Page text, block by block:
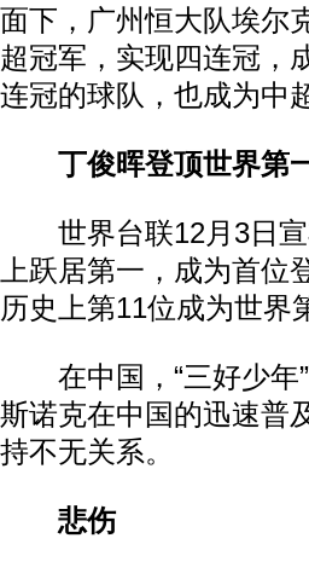
面下，广州恒大队埃尔
超冠军，实现四连冠，
连冠的球队，也成为中
丁俊晖登顶世界第
世界台联12月3日宣
上跃居第一，成为首
历史上第11位成为世界
在中国，“三好少年”
斯诺克在中国的迅速普
持不无关系。
悲伤